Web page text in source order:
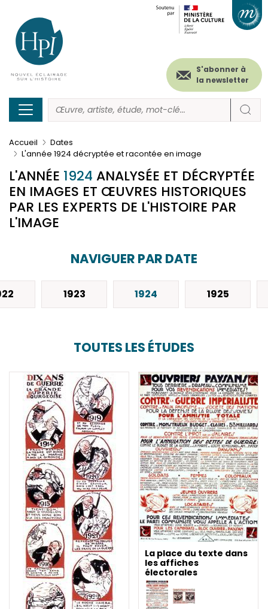
contenu
principal
Menu
secondaire
(header)
S'abonner à
la newsletter
Accueil
Dates
L'année 1924 décryptée et racontée en image
L'ANNÉE 1924 ANALYSÉE ET DÉCRYPTÉE
EN IMAGES ET ŒUVRES HISTORIQUES
PAR LES EXPERTS DE L'HISTOIRE PAR
L'IMAGE
NAVIGUER PAR DATE
1923 1924 1925
TOUTES LES ÉTUDES
La place du texte dans
les affiches
électorales